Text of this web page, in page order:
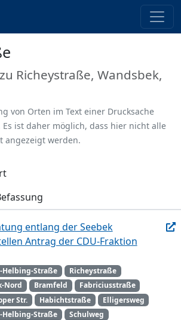
Richeystraße, Wandsbek,
von Orten im Text einer Drucksache
ist daher möglich, dass hier nicht alle
angezeigt werden.
entlang der Seebek
Antrag der CDU-Fraktion
Helbing-Straße
Richeystraße
Nord
Bramfeld
Fabriciusstraße
Str.
Habichtstraße
Elligersweg
Helbing-Straße
Schulweg